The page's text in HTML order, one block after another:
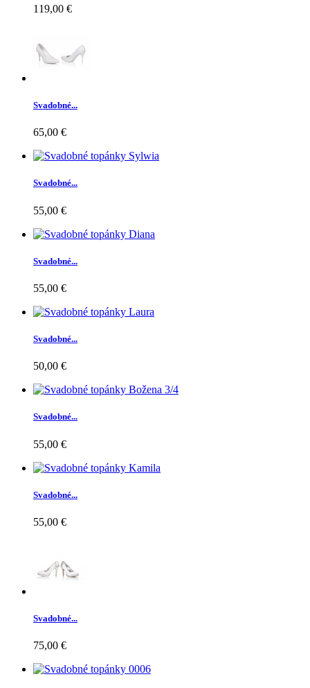
119,00 €
Svadobné...
65,00 €
Svadobné...
55,00 €
Svadobné...
55,00 €
Svadobné...
50,00 €
Svadobné...
55,00 €
Svadobné...
55,00 €
Svadobné...
75,00 €